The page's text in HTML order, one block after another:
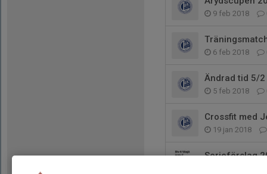
9 feb 2018
6 feb 2018
Ändrad tid 5/2
5 feb 2018
Crossfit med
19 jan 2018
Serieförslag